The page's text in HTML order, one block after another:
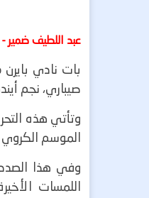
عبد اللطيف ضمير
بات نادي
صيباري، نجم
وتأتي هذه
الموسم الكروي
وفي هذا
اللمسات